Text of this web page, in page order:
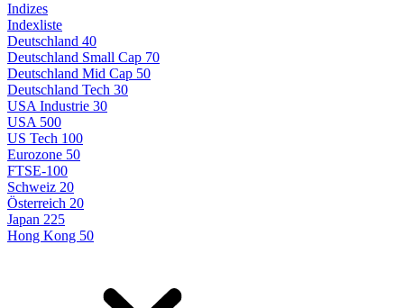
Indizes
Indexliste
Deutschland 40
Deutschland Small Cap 70
Deutschland Mid Cap 50
Deutschland Tech 30
USA Industrie 30
USA 500
US Tech 100
Eurozone 50
FTSE-100
Schweiz 20
Österreich 20
Japan 225
Hong Kong 50